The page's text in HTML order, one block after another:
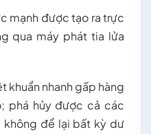
mạnh được tạo ra trực
qua máy phát tia lửa
khuẩn nhanh gấp hàng
phá hủy được cả các
không để lại bất kỳ dư